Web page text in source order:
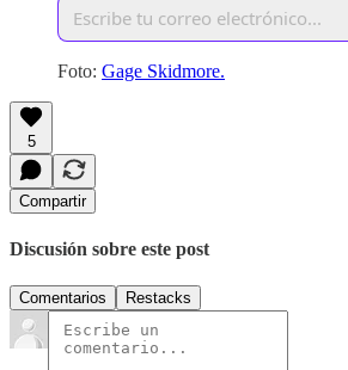
Foto: Gage Skidmore.
5
Compartir
Discusión sobre este post
Comentarios Restacks